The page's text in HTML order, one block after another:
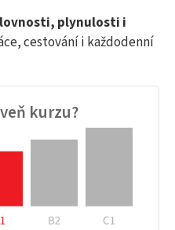
plynulosti i
cestování i každodenní
kurzu?